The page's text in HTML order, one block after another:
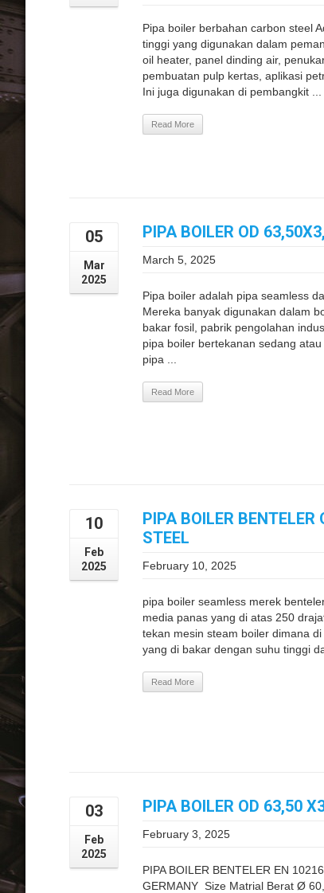
Pipa boiler berbahan carbon steel
tinggi yang digunakan dalam
oil heater, panel dinding air,
pembuatan pulp kertas, aplikasi
Ini juga digunakan di pembangkit ...
Read More
05
Mar
2025
PIPA BOILER OD
March 5, 2025
Pipa boiler adalah pipa seamless
Mereka banyak digunakan dalam
bakar fosil, pabrik pengolahan
pipa boiler bertekanan sedang
pipa ...
Read More
10
Feb
2025
PIPA BOILER
STEEL
February 10, 2025
pipa boiler seamless merek
media panas yang di atas 250
tekan mesin steam boiler dimana
yang di bakar dengan suhu tinggi
Read More
03
Feb
2025
PIPA BOILER OD 63,50
February 3, 2025
PIPA BOILER BENTELER EN
GERMANY Size Matrial Berat Ø